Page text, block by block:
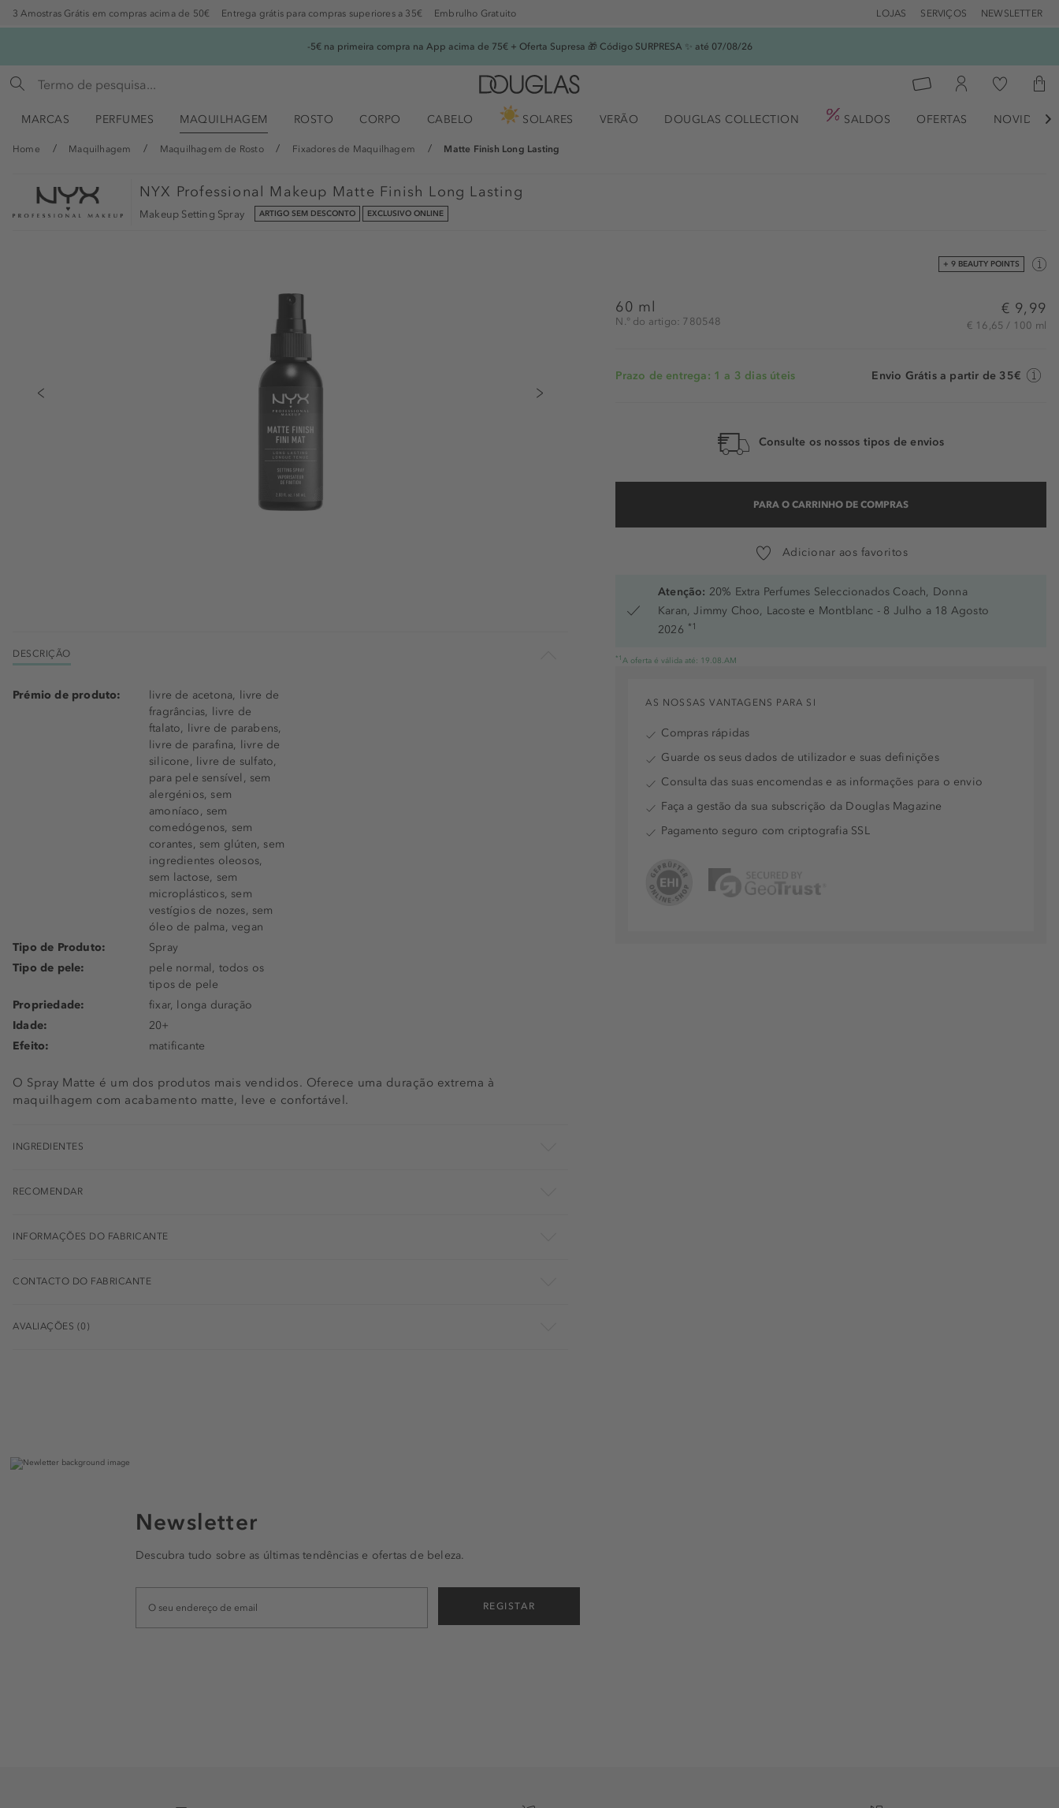
3 Amostras Grátis em compras acima de 50€ Entrega grátis para compras superiores a 35€ Embrulho Gratuito LOJAS SERVIÇOS NEWSLETTER
-5€ na primeira compra na App acima de 75€ + Oferta Supresa 🎁 Código SURPRESA ✨ até 07/08/26
MARCAS PERFUMES MAQUILHAGEM ROSTO CORPO CABELO SOLARES VERÃO DOUGLAS COLLECTION SALDOS OFERTAS 
Home Maquilhagem Maquilhagem de Rosto Fixadores de Maquilhagem Matte Finish Long Lasting
NYX Professional Makeup Matte Finish Long Lasting
Makeup Setting Spray ARTIGO SEM DESCONTO EXCLUSIVO ONLINE
+ 9 BEAUTY POINTS
60 ml
N.° do artigo: 780548
€ 9,99
€ 16,65 / 100 ml
Prazo de entrega: 1 a 3 dias úteis Envio Grátis a partir de 35€
Consulte os nossos tipos de envios
PARA O CARRINHO DE COMPRAS
Adicionar aos favoritos
Atenção: 20% Extra Perfumes Seleccionados Coach, Donna
Karan, Jimmy Choo, Lacoste e Montblanc - 8 Julho a 18 Agosto
2026 *1
*1 A oferta é válida até: 19.08.AM
DESCRIÇÃO
O Spray Matte é um dos produtos mais vendidos. Oferece uma duração extrema à
maquilhagem com acabamento matte, leve e confortável.
Prémio de produto:
livre de acetona, livre de
fragrâncias, livre de
ftalato, livre de parabens,
livre de parafina, livre de
silicone, livre de sulfato,
para pele sensível, sem
alergénios, sem
amoníaco, sem
comedógenos, sem
corantes, sem glúten, sem
ingredientes oleosos,
sem lactose, sem
microplásticos, sem
vestígios de nozes, sem
óleo de palma, vegan
Tipo de Produto:
Spray
Tipo de pele:
pele normal, todos os
tipos de pele
Propriedade:
fixar, longa duração
Idade:
20+
Efeito:
matificante
INGREDIENTES
RECOMENDAR
INFORMAÇÕES DO FABRICANTE
CONTACTO DO FABRICANTE
AVALIAÇÕES (0)
AS NOSSAS VANTAGENS PARA SI
Compras rápidas
Guarde os seus dados de utilizador e suas definições
Consulta das suas encomendas e as informações para o envio
Faça a gestão da sua subscrição da Douglas Magazine
Pagamento seguro com criptografia SSL
Newsletter
Descubra tudo sobre as últimas tendências e ofertas de beleza.
REGISTAR